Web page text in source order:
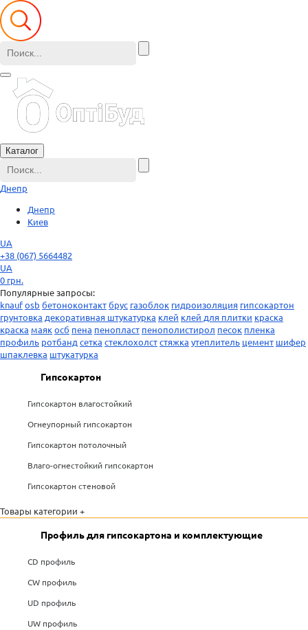
Каталог
Днепр
Днепр
Киев
UA
+38 (067) 5664482
UA
0 грн.
Популярные запросы:
knaufosb бетоноконтактбрус газоблок гидроизоляция гипсокартон
грунтовка декоративная штукатурка клей клей для плитки краска
краска маякосб пена пенопласт пенополистирол песок пленка
профиль ротбанд сетка стеклохолстстяжка утеплитель цемент шифер
шпаклевка штукатурка
Гипсокартон
Гипсокартон влагостойкий
Огнеупорный гипсокартон
Гипсокартон потолочный
Влаго-огнестойкий гипсокартон
Гипсокартон стеновой
Товары категории +
Профиль для гипсокартона и комплектующие
CD профиль
CW профиль
UD профиль
UW профиль